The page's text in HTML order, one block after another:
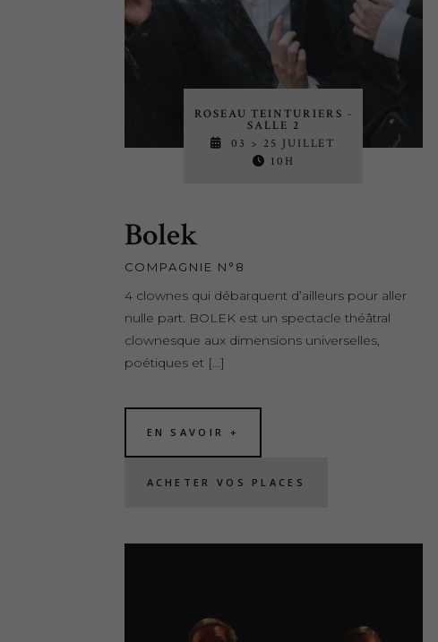
ROSEAU TEINTURIERS -
SALLE 2
03 > 25 JUILLET
10H
Bolek
COMPAGNIE N°8
4 clownes qui débarquent d’ailleurs pour aller
nulle part. BOLEK est un spectacle théâtral
clownesque aux dimensions universelles,
poétiques et […]
EN SAVOIR +
ACHETER VOS PLACES